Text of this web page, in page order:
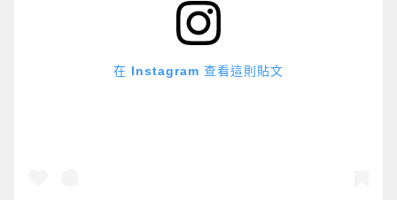
在 Instagram 查看這則貼文